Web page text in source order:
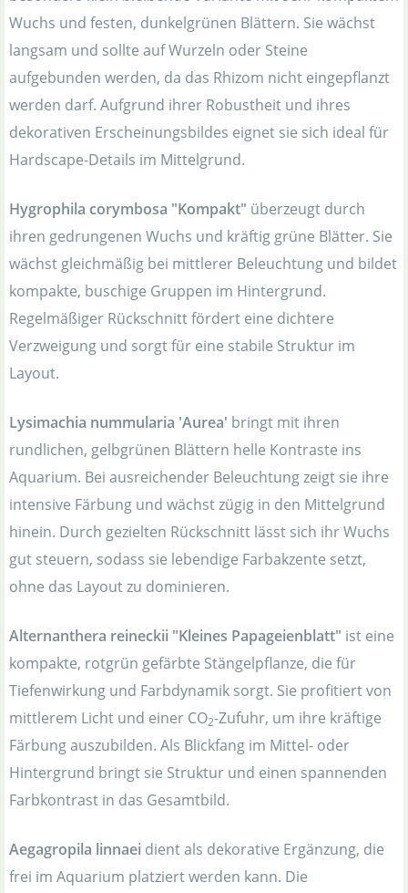
Wuchs und festen, dunkelgrünen Blättern. Sie wächst
langsam und sollte auf Wurzeln oder Steine
aufgebunden werden, da das Rhizom nicht eingepflanzt
werden darf. Aufgrund ihrer Robustheit und ihres
dekorativen Erscheinungsbildes eignet sie sich ideal für
Hardscape-Details im Mittelgrund.
Hygrophila corymbosa "Kompakt" überzeugt durch
ihren gedrungenen Wuchs und kräftig grüne Blätter. Sie
wächst gleichmäßig bei mittlerer Beleuchtung und bildet
kompakte, buschige Gruppen im Hintergrund.
Regelmäßiger Rückschnitt fördert eine dichtere
Verzweigung und sorgt für eine stabile Struktur im
Layout.
Lysimachia nummularia 'Aurea' bringt mit ihren
rundlichen, gelbgrünen Blättern helle Kontraste ins
Aquarium. Bei ausreichender Beleuchtung zeigt sie ihre
intensive Färbung und wächst zügig in den Mittelgrund
hinein. Durch gezielten Rückschnitt lässt sich ihr Wuchs
gut steuern, sodass sie lebendige Farbakzente setzt,
ohne das Layout zu dominieren.
Alternanthera reineckii "Kleines Papageienblatt" ist eine
kompakte, rotgrün gefärbte Stängelpflanze, die für
Tiefenwirkung und Farbdynamik sorgt. Sie profitiert von
mittlerem Licht und einer CO2-Zufuhr, um ihre kräftige
Färbung auszubilden. Als Blickfang im Mittel- oder
Hintergrund bringt sie Struktur und einen spannenden
Farbkontrast in das Gesamtbild.
Aegagropila linnaei dient als dekorative Ergänzung, die
frei im Aquarium platziert werden kann. Die